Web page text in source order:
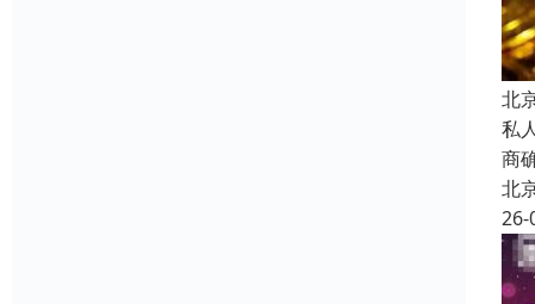
北
私
商
北
26-